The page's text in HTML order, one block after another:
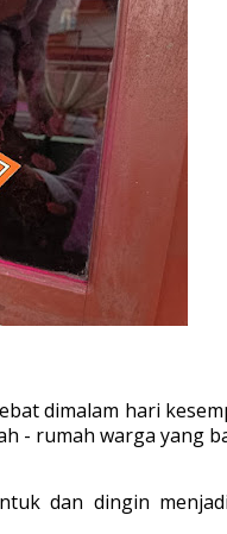
dimalam hari
- rumah warga yang
dan dingin